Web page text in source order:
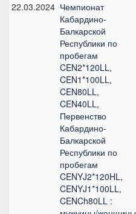
22.03.2024 Чемпионат
Кабардино-
Балкарской
Республики по
пробегам
CEN2*120LL,
CEN1*100LL,
CEN80LL,
CEN40LL,
Первенство
Кабардино-
Балкарской
Республики по
пробегам
CENYJ2*120HL,
CENYJ1*100LL,
CENCh80LL :